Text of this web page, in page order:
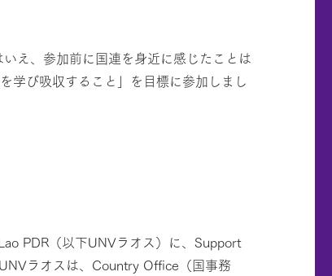
え、参加前に国連を身近に感じたことは
学び吸収すること」を目標に参加しまし
PDR（以下UNVラオス）に、Support
ラオスは、Country Office（国事務